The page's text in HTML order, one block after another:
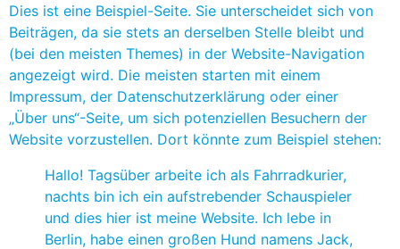
Dies ist eine Beispiel-Seite. Sie unterscheidet sich von
Beiträgen, da sie stets an derselben Stelle bleibt und
(bei den meisten Themes) in der Website-Navigation
angezeigt wird. Die meisten starten mit einem
Impressum, der Datenschutzerklärung oder einer
„Über uns“-Seite, um sich potenziellen Besuchern der
Website vorzustellen. Dort könnte zum Beispiel stehen:
Hallo! Tagsüber arbeite ich als Fahrradkurier,
nachts bin ich ein aufstrebender Schauspieler
und dies hier ist meine Website. Ich lebe in
Berlin, habe einen großen Hund namens Jack,